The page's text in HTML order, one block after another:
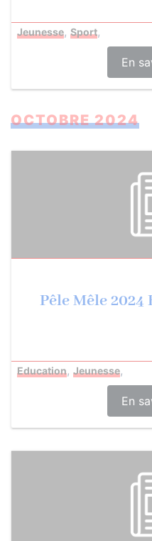
Jeunesse, Sport,
En
OCTOBRE 2024
Pêle Mêle 2024
Education, Jeunesse,
En